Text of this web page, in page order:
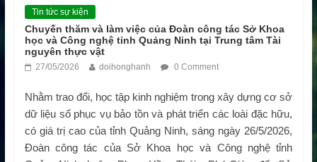
Tin tức sự kiện
Chuyến thăm và làm việc của Đoàn công tác Sở Khoa
học và Công nghệ tỉnh Quảng Ninh tại Trung tâm Tài
nguyên thực vật
27/05/2026 doihonghanh 0 Comment
Nhằm trao đổi, học tập kinh nghiệm trong xây dựng cơ sở
dữ liệu số phục vụ bảo tồn và phát triển các loài đặc hữu,
có giá trị cao của tỉnh Quảng Ninh, sáng ngày 26/5/2026,
Đoàn công tác của Sở Khoa học và Công nghệ tỉnh